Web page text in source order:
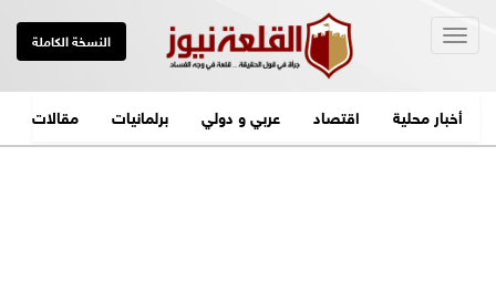
النسخة الكاملة
أخبار محلية اقتصاد عربي و دولي برلمانيات مقالات